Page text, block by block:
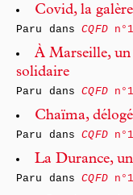
Covid, la
Paru dansCQFD
À Marseille,
solidaire
Paru dansCQFD
Chaïma,
Paru dansCQFD
La Durance,
Paru dansCQFD